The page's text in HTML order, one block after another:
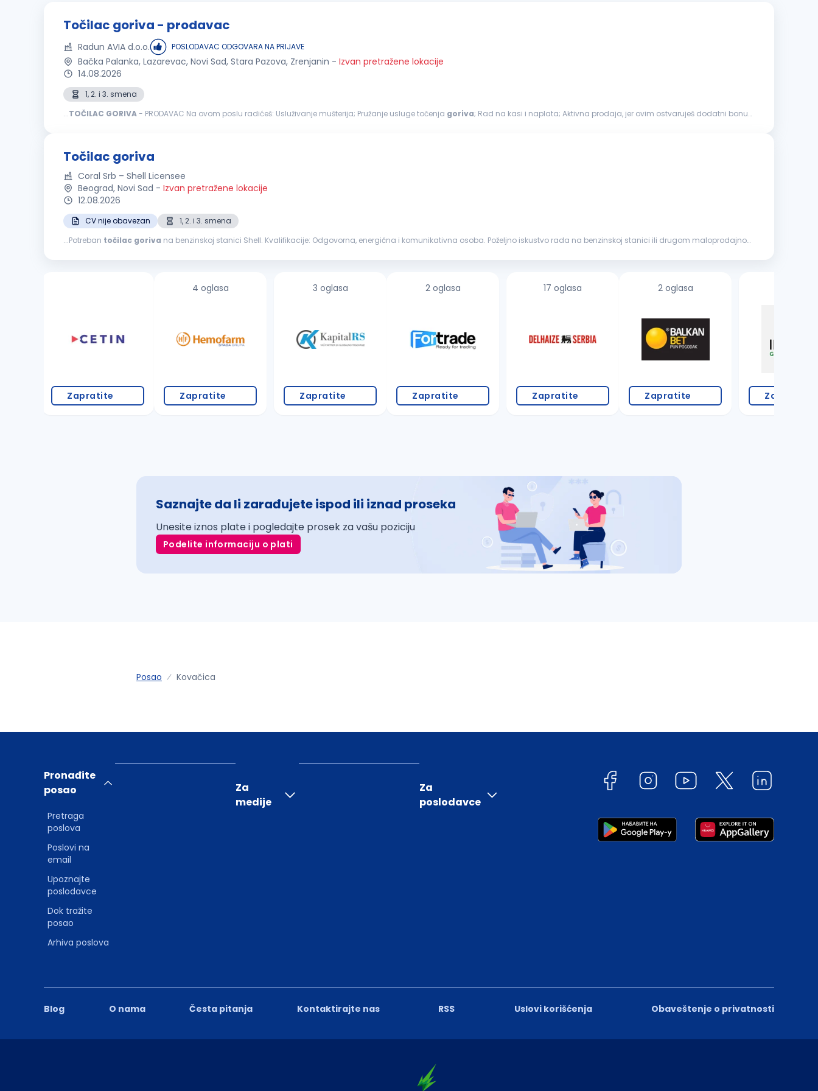
Točilac goriva - prodavac
Radun AVIA d.o.o. POSLODAVAC ODGOVARA NA PRIJAVE
Bačka Palanka, Lazarevac, Novi Sad, Stara Pazova, Zrenjanin - Izvan pretražene lokacije
14.08.2026
1, 2. i 3. smena
...TOČILAC GORIVA - PRODAVAC Na ovom poslu radićeš: Usluživanje mušterija; Pružanje usluge točenja goriva; Rad na kasi i naplata; Aktivna prodaja, jer ovim ostvaruješ dodatni bonus
Točilac goriva
Coral Srb – Shell Licensee
Beograd, Novi Sad - Izvan pretražene lokacije
12.08.2026
CV nije obavezan
1, 2. i 3. smena
...Potreban točilac goriva na benzinskoj stanici Shell. Kvalifikacije: Odgovorna, energična i komunikativna osoba. Poželjno iskustvo rada na benzinskoj stanici ili drugom maloprodajnom
Zapratite
4 oglasa
Zapratite
3 oglasa
Zapratite
2 oglasa
Zapratite
17 oglasa
Zapratite
2 oglasa
Zapratite Zapratite
Saznajte da li zarađujete ispod ili iznad proseka
Unesite iznos plate i pogledajte prosek za vašu poziciju
Podelite informaciju o plati
Posao Kovačica
Blog O nama Česta pitanja Kontaktirajte nas RSS Uslovi korišćenja Obaveštenje o privatnosti
Pronađite
posao
Pretraga
poslova
Poslovi na
email
Upoznajte
poslodavce
Dok tražite
posao
Arhiva poslova
Za
medije
Za
poslodavce